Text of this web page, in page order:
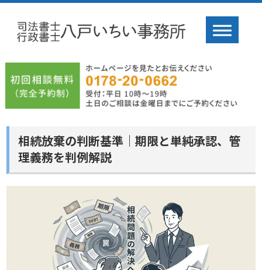
相続放棄の判断基準｜期限と単純承認、管
理義務を判例解説